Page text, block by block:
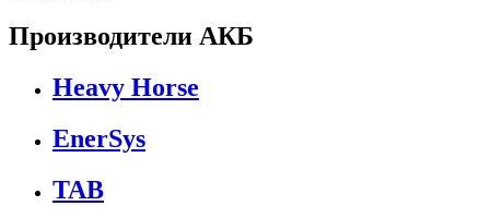
Производители АКБ
Heavy Horse
EnerSys
TAB